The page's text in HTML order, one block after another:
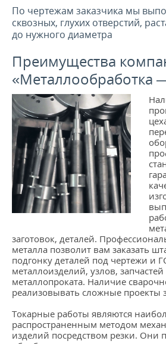
По чертежам заказчика мы
сквозных, глухих отверстий,
до нужного диаметра
Преимущества
«Металлообработка
заготовок, деталей.
металла позволит вам заказать
подгонку деталей под чертежи и
металлоизделий, узлов,
металлопроката. Наличие
реализовывать сложные проекты
Токарные работы являются
распространенным методом
изделий посредством резки. Они